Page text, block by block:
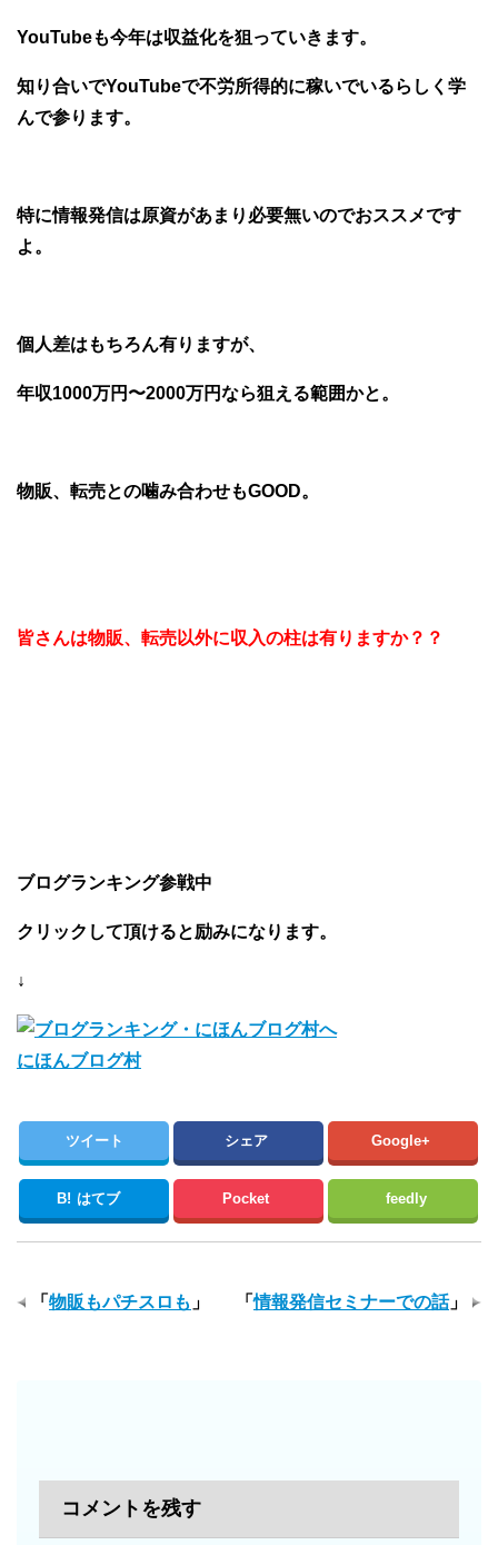
YouTubeも今年は収益化を狙っていきます。
知り合いでYouTubeで不労所得的に稼いでいるらしく学
んで参ります。
特に情報発信は原資があまり必要無いのでおススメです
よ。
個人差はもちろん有りますが、
年収1000万円〜2000万円なら狙える範囲かと。
物販、転売との噛み合わせもGOOD。
皆さんは物販、転売以外に収入の柱は有りますか？？
ブログランキング参戦中
クリックして頂けると励みになります。
↓
にほんブログ村
ツイート シェア Google+
B! はてブ Pocket feedly
「情報発信セミナーでの話」
「 物販もパチスロも 」
コメントを残す